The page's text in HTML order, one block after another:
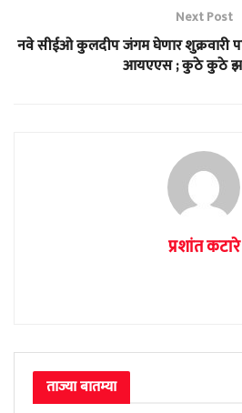
Next Post
नवे सीईओ कुलदीप जंगम घेणार शुक्रवारी
आयएएस ; कुठे कुठे
प्रशांत कटारे
ताज्या बातम्या